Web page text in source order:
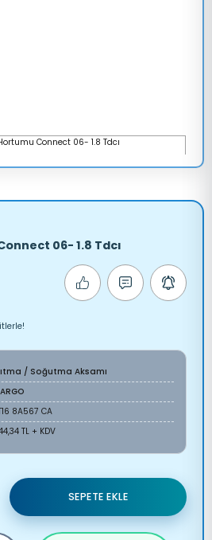
06- 1.8 Tdcı
/ Soğutma Aksamı
8A567 CA
TL + KDV
SEPETE EKLE